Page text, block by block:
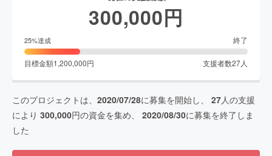
300,000円
25%達成 終了
目標金額1,200,000円 支援者数27人
このプロジェクトは、 2020/07/28に募集を開始し、 27人の支援
により 300,000円の資金を集め、 2020/08/30に募集を終了しま
した